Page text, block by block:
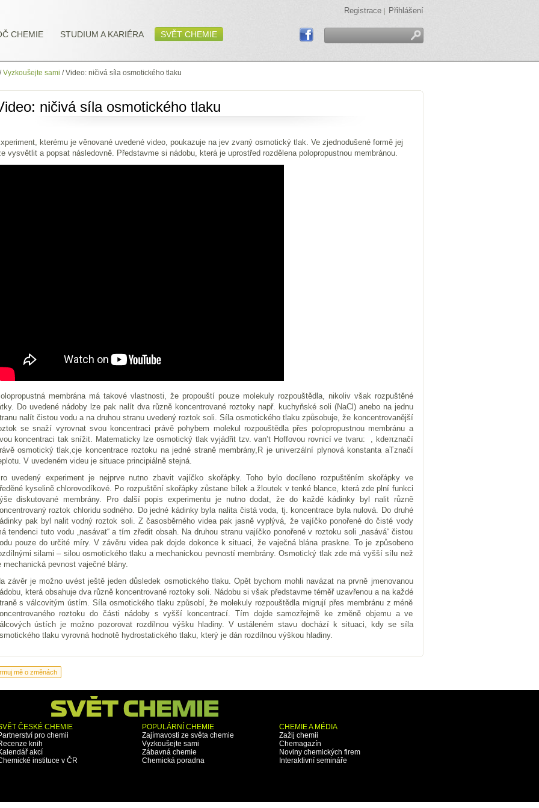
Registrace Přihlášení
CHEMIE STUDIUM A KARIÉRA SVĚT CHEMIE
/ Vyzkoušejte sami / Video: ničivá síla osmotického tlaku
ničivá síla osmotického tlaku
kterému je věnované uvedené video, poukazuje na jev zvaný osmotický tlak. Ve zjednodušené formě jej
vysvětlit a popsat následovně. Představme si nádobu, která je uprostřed rozdělena polopropustnou membránou.
membrána má takové vlastnosti, že propouští pouze molekuly rozpouštědla, nikoliv však rozpuštěné
Do uvedené nádoby lze pak nalít dva různě koncentrované roztoky např. kuchyňské soli (NaCl) anebo na jednu
nalít čistou vodu a na druhou stranu uvedený roztok soli. Síla osmotického tlaku způsobuje, že koncentrovanější
se snaží vyrovnat svou koncentraci právě pohybem molekul rozpouštědla přes polopropustnou membránu a
koncentraci tak snížit. Matematicky lze osmotický tlak vyjádřit tzv. van’t Hoffovou rovnicí ve tvaru: , kdeπznačí
osmotický tlak,cje koncentrace roztoku na jedné straně membrány,R je univerzální plynová konstanta aTznačí
V uvedeném videu je situace principiálně stejná.
uvedený experiment je nejprve nutno zbavit vajíčko skořápky. Toho bylo docíleno rozpuštěním skořápky ve
kyselině chlorovodíkové. Po rozpuštění skořápky zůstane bílek a žloutek v tenké blance, která zde plní funkci
diskutované membrány. Pro další popis experimentu je nutno dodat, že do každé kádinky byl nalit různě
roztok chloridu sodného. Do jedné kádinky byla nalita čistá voda, tj. koncentrace byla nulová. Do druhé
pak byl nalit vodný roztok soli. Z časosběrného videa pak jasně vyplývá, že vajíčko ponořené do čisté vody
tendenci tuto vodu „nasávat“ a tím zředit obsah. Na druhou stranu vajíčko ponořené v roztoku soli „nasává“ čistou
pouze do určité míry. V závěru videa pak dojde dokonce k situaci, že vaječná blána praskne. To je způsobeno
silami – silou osmotického tlaku a mechanickou pevností membrány. Osmotický tlak zde má vyšší sílu než
mechanická pevnost vaječné blány.
závěr je možno uvést ještě jeden důsledek osmotického tlaku. Opět bychom mohli navázat na prvně jmenovanou
která obsahuje dva různě koncentrované roztoky soli. Nádobu si však představme téměř uzavřenou a na každé
s válcovitým ústím. Síla osmotického tlaku způsobí, že molekuly rozpouštědla migrují přes membránu z méně
roztoku do části nádoby s vyšší koncentrací. Tím dojde samozřejmě ke změně objemu a ve
ústích je možno pozorovat rozdílnou výšku hladiny. V ustáleném stavu dochází k situaci, kdy se síla
tlaku vyrovná hodnotě hydrostatického tlaku, který je dán rozdílnou výškou hladiny.
ČESKÉ CHEMIE
pro chemii
knih
akcí
instituce v ČR
POPULÁRNÍ CHEMIE
Zajímavosti ze světa chemie
Vyzkoušejte sami
Zábavná chemie
Chemická poradna
CHEMIE A MÉDIA
Zažij chemii
Chemagazín
Noviny chemických firem
Interaktivní semináře